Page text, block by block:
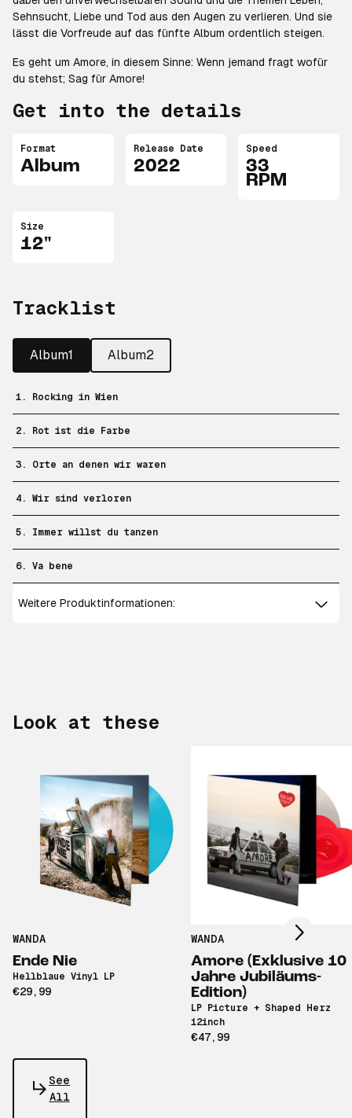
Sehnsucht, Liebe und Tod aus den Augen zu verlieren. Und sie
lässt die Vorfreude auf das fünfte Album ordentlich steigen.
Es geht um Amore, in diesem Sinne: Wenn jemand fragt wofür
du stehst; Sag für Amore!
Get into the details
Format
Album
Release Date
2022
Speed
33
RPM
Size
12"
Tracklist
Album1 Album2
1. Rocking in Wien
2. Rot ist die Farbe
3. Orte an denen wir waren
4. Wir sind verloren
5. Immer willst du tanzen
6. Va bene
Weitere Produktinformationen:
Look at these
WANDA
Ende Nie
Hellblaue Vinyl LP
€29,99
WANDA
Amore (Exklusive 10
Jahre Jubiläums-
Edition)
LP Picture + Shaped Herz
12inch
€47,99
Scroll right
See
All